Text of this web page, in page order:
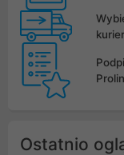
Ostatnio